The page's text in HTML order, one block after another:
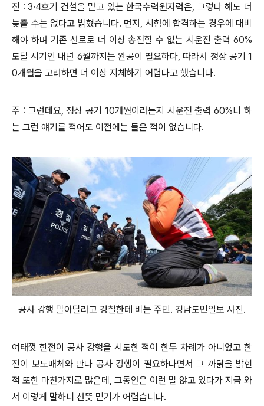
진 : 3·4호기 건설을 맡고 있는 한국수력원자력은, 그렇다 해도 더
늦출 수는 없다고 밝혔습니다. 먼저, 시험에 합격하는 경우에 대비
해야 하며 기존 선로로 더 이상 송전할 수 없는 시운전 출력 60%
도달 시기인 내년 6월까지는 완공이 필요하다, 따라서 정상 공기 1
0개월을 고려하면 더 이상 지체하기 어렵다고 했습니다.
주 : 그런데요, 정상 공기 10개월이라든지 시운전 출력 60%니 하
는 그런 얘기를 적어도 이전에는 들은 적이 없습니다.
공사 강행 말아달라고 경찰한테 비는 주민. 경남도민일보 사진.
여태껏 한전이 공사 강행을 시도한 적이 한두 차례가 아니었고 한
전이 보도매체와 만나 공사 강행이 필요하다면서 그 까닭을 밝힌
적 또한 마찬가지로 많은데, 그동안은 이런 말 않고 있다가 지금 와
서 이렇게 말하니 선뜻 믿기가 어렵습니다.